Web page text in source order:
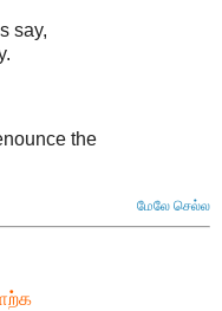
say,
the
மேலே செல்ல